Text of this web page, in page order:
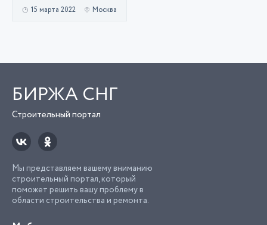
15 марта 2022 Москва
БИРЖА СНГ
Строительный портал
Мы представляем вашему вниманию
строительный портал, который
поможет решить вашу проблему в
области строительства и ремонта.